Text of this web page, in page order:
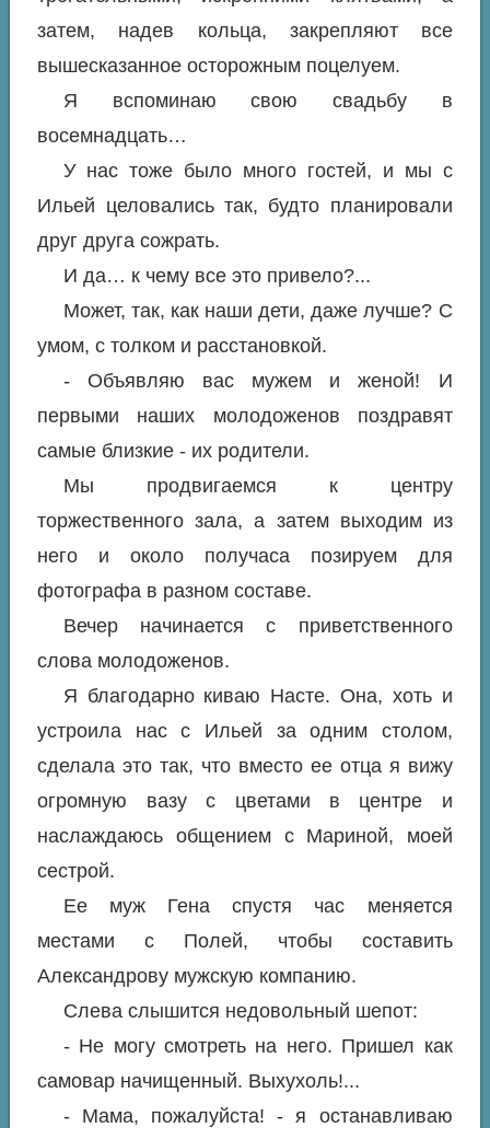
затем, надев кольца, закрепляют все
вышесказанное осторожным поцелуем.
Я вспоминаю свою свадьбу в
восемнадцать…
У нас тоже было много гостей, и мы с
Ильей целовались так, будто планировали
друг друга сожрать.
И да… к чему все это привело?...
Может, так, как наши дети, даже лучше? С
умом, с толком и расстановкой.
- Объявляю вас мужем и женой! И
первыми наших молодоженов поздравят
самые близкие - их родители.
Мы продвигаемся к центру
торжественного зала, а затем выходим из
него и около получаса позируем для
фотографа в разном составе.
Вечер начинается с приветственного
слова молодоженов.
Я благодарно киваю Насте. Она, хоть и
устроила нас с Ильей за одним столом,
сделала это так, что вместо ее отца я вижу
огромную вазу с цветами в центре и
наслаждаюсь общением с Мариной, моей
сестрой.
Ее муж Гена спустя час меняется
местами с Полей, чтобы составить
Александрову мужскую компанию.
Слева слышится недовольный шепот:
- Не могу смотреть на него. Пришел как
самовар начищенный. Выхухоль!...
- Мама, пожалуйста! - я останавливаю